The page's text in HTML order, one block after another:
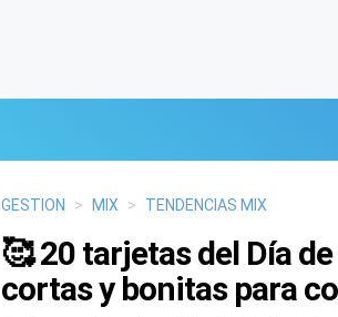
GESTION > MIX > TENDENCIAS MIX
🥰 20 tarjetas del Día
cortas y bonitas para